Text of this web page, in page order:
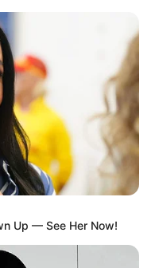
Up — See Her Now!